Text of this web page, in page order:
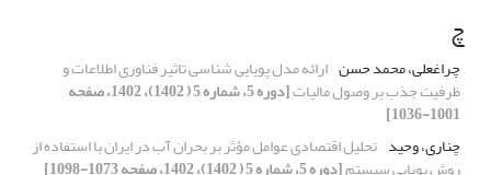
چ
چراغعلی، محمد حسن ارائه مدل پویایی شناسی تاثیر فناوری اطلاعات و
ظرفیت جذب بر وصول مالیات [دوره 5، شماره 5 ( 1402)، 1402، صفحه
1001-1036]
چناری، وحید تحلیل اقتصادی عوامل مؤثر بر بحران آب در ایران با استفاده از
روش پویایی سیستم[دوره 5، شماره 5 ( 1402)، 1402، صفحه 1073-1098]